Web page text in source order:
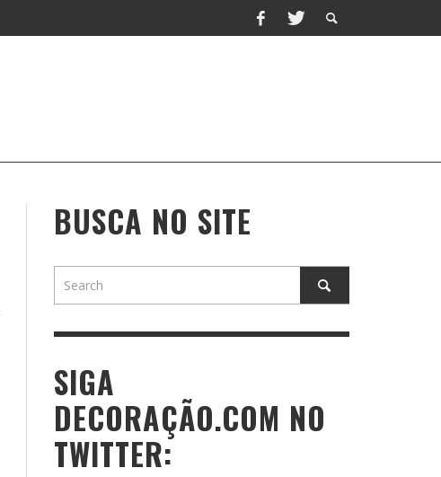
BUSCA NO SITE
SIGA
DECORAÇÃO.COM NO
TWITTER: